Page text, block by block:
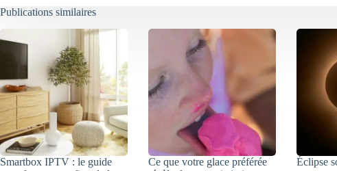
Publications similaires
Smartbox IPTV : le guide
Ce que votre glace préférée
Éclipse